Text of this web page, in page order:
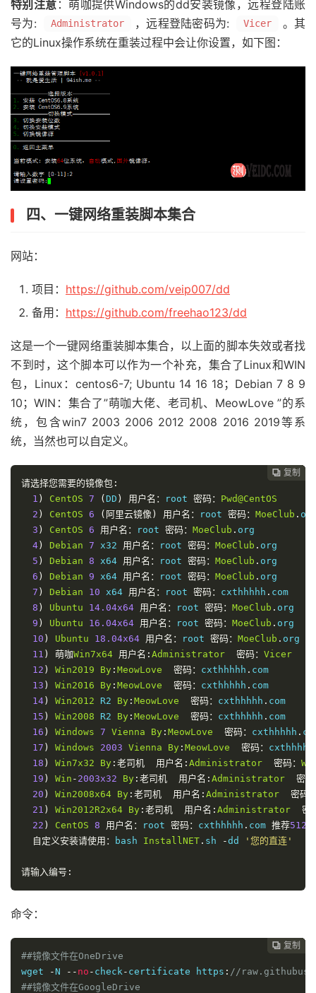
特别注意 ：萌咖提供Windows的dd安装镜像，远程登陆账
号为:
Administrator ，远程登陆密码为: Vicer
。其
它的Linux操作系统在重装过程中会让你设置，如下图：
四、一键网络重装脚本集合
网站：
项目： https://github.com/veip007/dd
备用： https://github.com/freehao123/dd
这是一个一键网络重装脚本集合，以上面的脚本失效或者找
不到时，这个脚本可以作为一个补充，集合了Linux和WIN
包，Linux：centos6-7; Ubuntu 14 16 18；Debian 7 8 9
10；WIN：集合了”萌咖大佬、老司机、MeowLove ”的系
统，包含win7 2003 2006 2012 2008 2016 2019等系
统，当然也可以自定义。
 复制
 复制
 复制
 复制
 复制
 复制
请选择您需要的镜像包:
1 ) CentOS 7 (DD ) 用户名： root 密码： Pwd@CentOS
2 ) CentOS 6 (阿里云镜像) 用户名： root 密码： MoeClub .
3 ) CentOS 6 用户名： root 密码： MoeClub . org
4) Debian 7 x32 用户名： root 密码： MoeClub . org
5 ) Debian 8 x64 用户名： root 密码： MoeClub . org
6 ) Debian 9 x64 用户名： root 密码： MoeClub . org
7 ) Debian 10 x64 用户名： root 密码： cxthhhhh . com
8 ) Ubuntu 14.04x64 用户名： root 密码： MoeClub . org
9 ) Ubuntu 16.04x64 用户名： root 密码： MoeClub . org
10 ) Ubuntu 18.04x64 用户名： root 密码： MoeClub . org
11 ) 萌咖Win7x64 用户名: Administrator 密码： Vicer
12 ) Win2019 By : MeowLove 密码： cxthhhhh . com
13 ) Win2016 By : MeowLove 密码： cxthhhhh . com
14) Win2012 R2 By : MeowLove 密码： cxthhhhh . com
15 ) Win2008 R2 By : MeowLove 密码： cxthhhhh . com
16 ) Windows 7 Vienna By : MeowLove 密码： cxthhhhh .
17 ) Windows 2003 Vienna By : MeowLove 密码： cxthhhhh
18 ) Win7x32 By :老司机 用户名: Administrator 密码：
19 ) Win - 2003x32 By :老司机 用户名: Administrator
密
20 ) Win2008x64 By :老司机 用户名: Administrator
密码
21 ) Win2012R2x64 By :老司机 用户名: Administrator
密
22 ) CentOS 8 用户名： root 密码： cxthhhhh . com 推荐512M
自定义安装请使用：
bash InstallNET . sh -dd '您的直连'
请输入编号:
命令：
 复制
 复制
 复制
 复制
 复制
##镜像文件在OneDrive
wget
-N -- no - check - certificate https : //
##镜像文件在GoogleDrive